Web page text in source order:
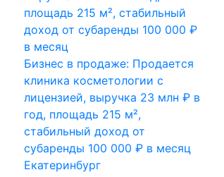
Бизнес в продаже: Продается
клиника косметологии с
лицензией, выручка 23 млн ₽ в
год, площадь 215 м²,
стабильный доход от
субаренды 100 000 ₽ в месяц
Екатеринбург